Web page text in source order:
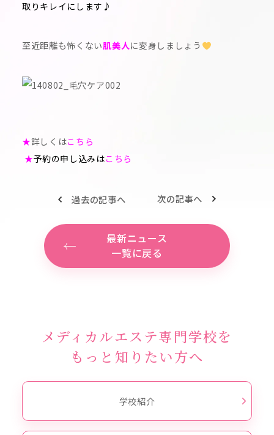
取りキレイにします♪
至近距離も怖くない肌美人に変身しましょう
★詳しくはこちら
★予約の申し込みはこちら
過去の記事へ 次の記事へ
最新ニュース
一覧に戻る
メディカルエステ専門学校を
もっと知りたい方へ
学校紹介